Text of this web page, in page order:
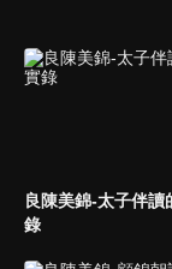
良陳美錦-太子伴讀
錄